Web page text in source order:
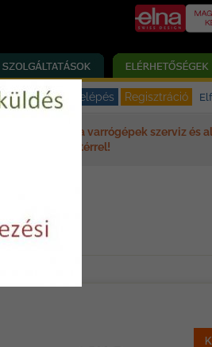
Elna varrógépek szerviz és
háttérrel!